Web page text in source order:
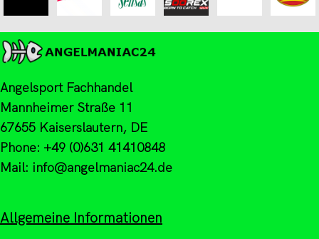
Angelsport Fachhandel
Mannheimer Straße 11
67655 Kaiserslautern, DE
Phone: +49 (0)631 41410848
Mail: info@angelmaniac24.de
Allgemeine Informationen